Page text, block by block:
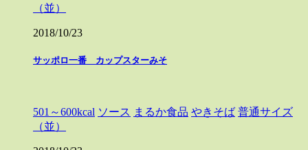
（並）
2018/10/23
サッポロ一番 カップスターみそ
501～600kcal ソース まるか食品 やきそば 普通サイズ
（並）